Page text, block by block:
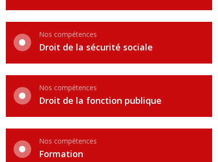
Nos compétences
Droit de la sécurité sociale
Nos compétences
Droit de la fonction publique
Nos compétences
Formation